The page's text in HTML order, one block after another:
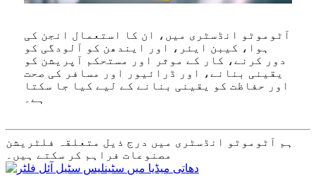
آٹوموٹو انڈسٹری میں، ان کا استعمال انجن کی
ہوا، کیبن ایئر، اور ایندھن کو آلودگی کو
دور کرنے، کار کے موثر اور مستحکم آپریشن کو
یقینی بنانے، اور ڈرائیور اور مسافر کی صحت
اور حفاظت کو یقینی بنانے کے لیے کیا جا سکتا
ہے۔
ہم آٹوموٹو انڈسٹری میں درج ذیل متعلقہ فلٹریشن
مصنوعات فراہم کر سکتے ہیں۔